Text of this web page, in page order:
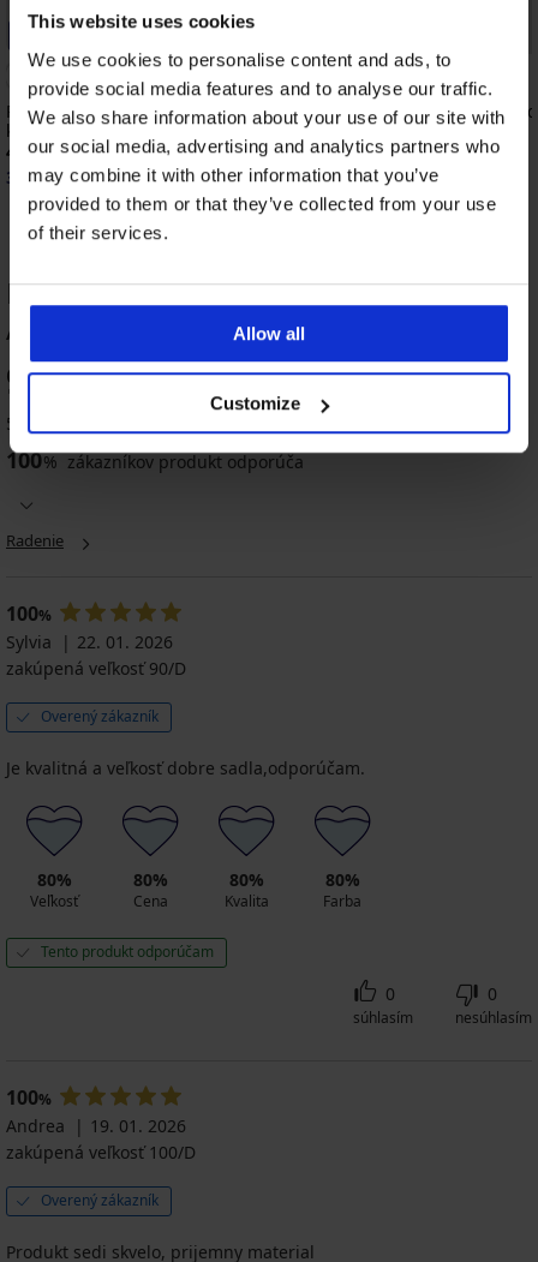
This website uses cookies
We use cookies to personalise content and ads, to
provide social media features and to analyse our traffic.
We also share information about your use of our site with
our social media, advertising and analytics partners who
may combine it with other information that you’ve
provided to them or that they’ve collected from your use
of their services.
Allow all
Customize
-20% BRA20
5
Podprsenka Tracy Push-Up s gélovými
košíčkami
41,99 €
33,59 € kód: BRA20
Podprsenka HUGO
Up
63,99 €
Podprsenka
vystužená
37,99
€
kód
BRA20
Triumph
P
bez
kostíc
63,99
€
Podprsenka
Shirt
Bra
vystužená
20,99
€
Angelia
New
€
41,99
61,99
49,59
€
kód
BRA20
bez
19,79
32,99
€
HODNOTENIE PRODUKTU Podprsenka
Ariana Push-Up
98
5 zákazníkov produkt hodnotilo
100% zákazníkov produkt odporúča
Radenie
100%
Sylvia
22. 01. 2026
zakúpená veľkosť 90/D
Overený zákazník
Je kvalitná a veľkosť dobre sadla,odporúčam.
80%
Veľkosť
80%
Cena
80%
Kvalita
80%
Farba
Tento produkt odporúčam
0
súhlasím
0
nesúhlasím
100%
Andrea
19. 01. 2026
zakúpená veľkosť 100/D
Overený zákazník
Produkt sedi skvelo, prijemny material